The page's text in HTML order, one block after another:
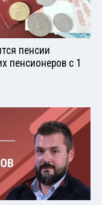
пенсии
пенсионеров с 1